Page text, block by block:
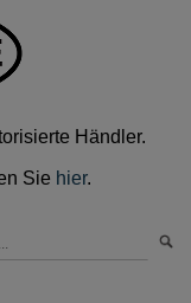
Händler.
Sie hier.